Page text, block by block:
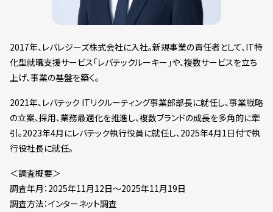
2017年、レバレジーズ株式会社に入社。新規事業の責任者として、IT特
化型就職支援サービス「レバテックルーキー」や、複数サービスを立ち
上げ、事業の基盤を築く。
2021年、レバテック ITリクルーティング事業部部長に就任し、事業戦略
の立案、採用、業務最適化を推進し、複数ブランドの成長を多角的に牽
引。2023年4月にレバテック執行役員に就任し、2025年4月1日付で執
行役社長に就任。
＜調査概要＞
調査年月：2025年11月12日～2025年11月19日
調査方法：インターネット調査